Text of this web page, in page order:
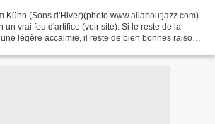
Kühn (Sons d'Hiver)(photo www.allaboutjazz.com)
un vrai feu d'artifice (voir site). Si le reste de la
légère accalmie, il reste de bien bonnes raisons